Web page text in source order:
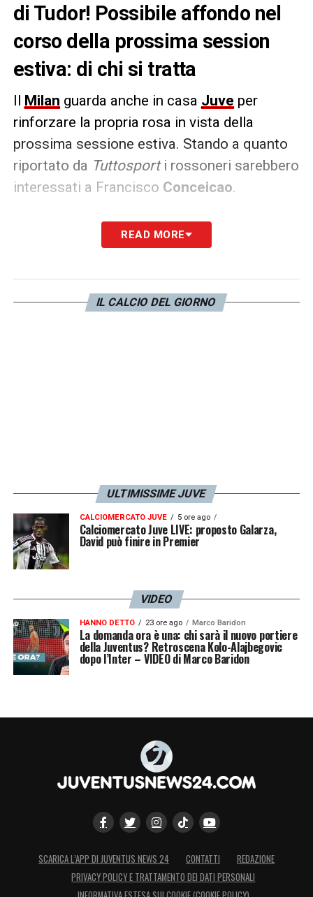
di Tudor! Possibile affondo nel
corso della prossima session
estiva: di chi si tratta
Il Milan guarda anche in casa Juve per
rinforzare la propria rosa in vista della
prossima sessione estiva. Stando a quanto
riportato da Tuttosporti rossoneri sarebbero
interessati a Francisco Conceicao.
Secondo quanto si apprende dal quotidiano il
futuro del portoghese è sempre più in bilico,
rossoneri, che potrebbero approfittarne.
READ MORE
IL CALCIO DEL GIORNO
ULTIMISSIME JUVE
CALCIOMERCATO JUVE 5 ore ago
Calciomercato Juve LIVE: proposto Galarza,
David può finire in Premier
VIDEO
HANNO DETTO 23 ore ago Marco Baridon
La domanda ora è una: chi sarà il nuovo portiere
della Juventus? Retroscena Kolo-Alajbegovic
dopo l’Inter – VIDEO di Marco Baridon
SCARICA L’APP DI JUVENTUS NEWS 24 CONTATTI
REDAZIONE
PRIVACY POLICY E TRATTAMENTO DEI DATI PERSONALI